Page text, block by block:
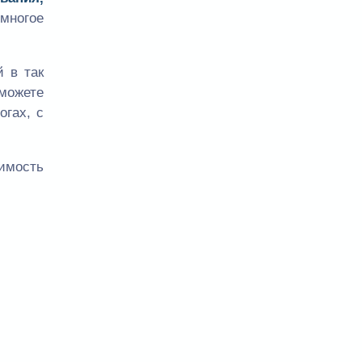
в так
с